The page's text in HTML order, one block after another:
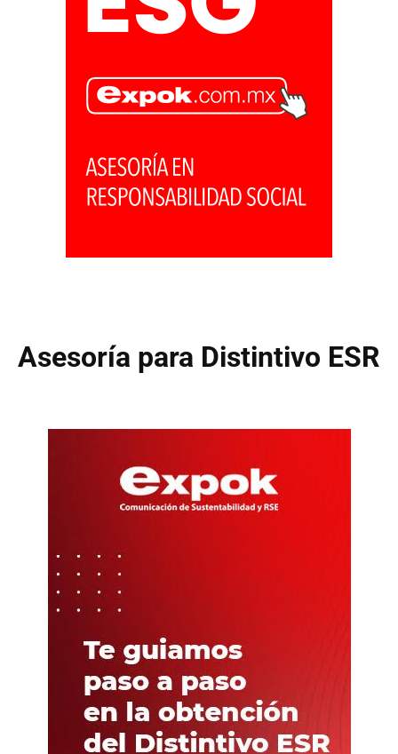
Asesoría para Distintivo ESR